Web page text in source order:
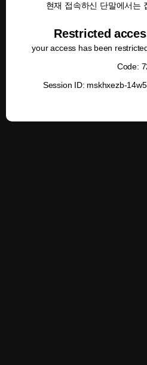
현재 접속하신 단말에서는
Restricted
your access has been
Code:
Session ID: mskhxezb-